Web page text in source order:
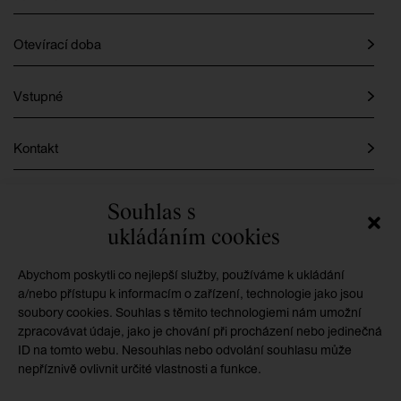
Souhlas s
ukládáním cookies
Abychom poskytli co nejlepší služby, používáme k ukládání
a/nebo přístupu k informacím o zařízení, technologie jako jsou
soubory cookies. Souhlas s těmito technologiemi nám umožní
zpracovávat údaje, jako je chování při procházení nebo jedinečná
ID na tomto webu. Nesouhlas nebo odvolání souhlasu může
nepříznivě ovlivnit určité vlastnosti a funkce.
Otevírací doba
Vstupné
Kontakt
GMU je příspěvkovou organizací zřizovanou
Královéhradeckým krajem